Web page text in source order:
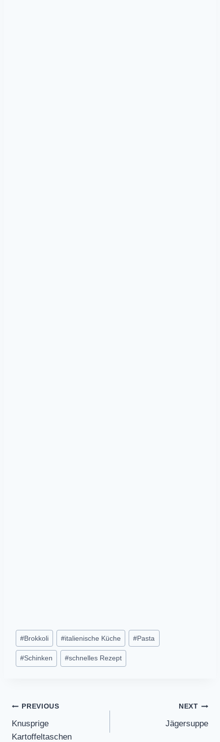
Post
Tags:
#Brokkoli #italienische Küche #Pasta
#Schinken #schnelles Rezept
Post
navigation
PREVIOUS
Knusprige
Kartoffeltaschen
NEXT
Jägersuppe